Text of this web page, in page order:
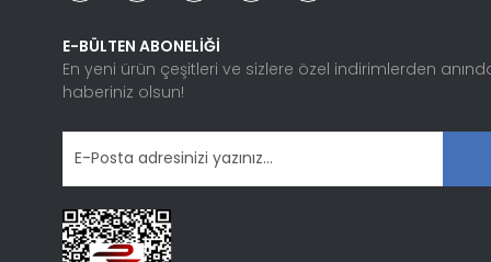
E-BÜLTEN ABONELİĞİ
En yeni ürün çeşitleri ve sizlere özel indirimlerden
haberiniz olsun!